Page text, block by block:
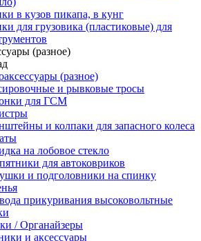
в кузов пикапа, в кунг
для грузовика (пластиковые) для
(разное)
(разное)
и рывковые тросы
для ГСМ
и колпаки для запасного колеса
на лобовое стекло
для автоковриков
и подголовники на спинку
прикуривания высоковольтные
/ Органайзеры
и аксессуары